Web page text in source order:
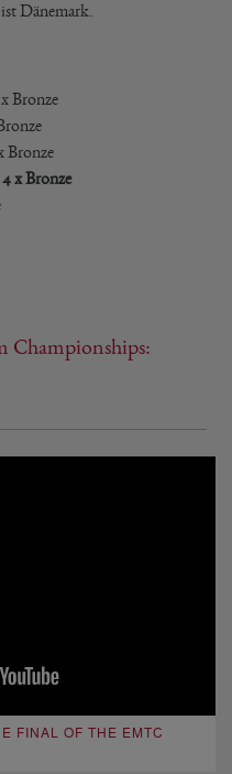
Dänemark.
Bronze
Bronze
x Bronze
Championships:
FINAL OF THE EMTC